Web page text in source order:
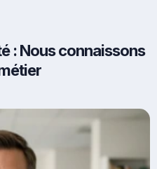
: Nous connaissons